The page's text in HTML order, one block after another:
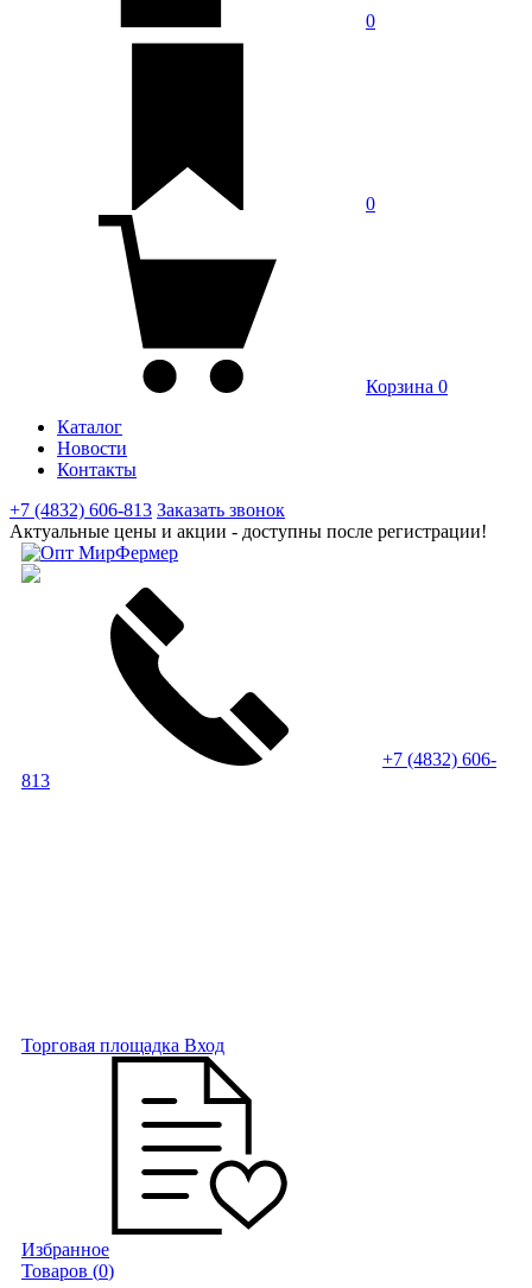
0
0
Корзина 0
Каталог
Новости
Контакты
+7 (4832) 606-813 Заказать звонок
Актуальные цены и акции - доступны после регистрации!
+7 (4832) 606-
813
Торговая площадка Вход
Избранное
Товаров (0)